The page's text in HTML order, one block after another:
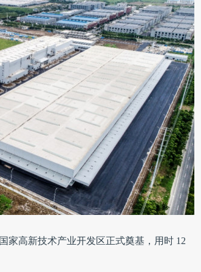
家高新技术产业开发区正式奠基，用时 12